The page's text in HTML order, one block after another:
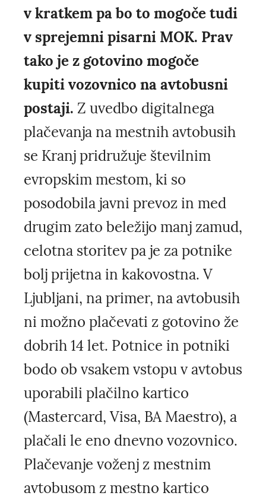
v kratkem pa bo to mogoče tudi
v sprejemni pisarni MOK. Prav
tako je z gotovino mogoče
kupiti vozovnico na avtobusni
postaji. Z uvedbo digitalnega
plačevanja na mestnih avtobusih
se Kranj pridružuje številnim
evropskim mestom, ki so
posodobila javni prevoz in med
drugim zato beležijo manj zamud,
celotna storitev pa je za potnike
bolj prijetna in kakovostna. V
Ljubljani, na primer, na avtobusih
ni možno plačevati z gotovino že
dobrih 14 let. Potnice in potniki
bodo ob vsakem vstopu v avtobus
uporabili plačilno kartico
(Mastercard, Visa, BA Maestro), a
plačali le eno dnevno vozovnico.
Plačevanje voženj z mestnim
avtobusom z mestno kartico